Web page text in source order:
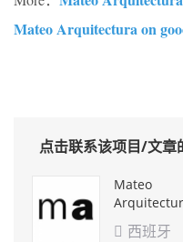
Mateo Arquitectura on
点击联系该项目/文章
Mateo
 西班牙